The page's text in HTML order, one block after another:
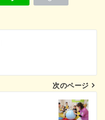
次のページ